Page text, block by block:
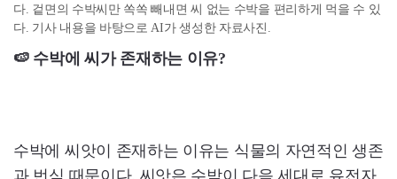
다. 겉면의 수박씨만 쏙쏙 빼내면 씨 없는 수박을 편리하게 먹을 수 있
다. 기사 내용을 바탕으로 AI가 생성한 자료사진.
🍉 수박에 씨가 존재하는 이유?
수박에 씨앗이 존재하는 이유는 식물의 자연적인 생존